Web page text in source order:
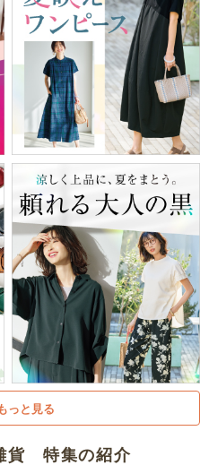
っと見る
貨 特集の紹介